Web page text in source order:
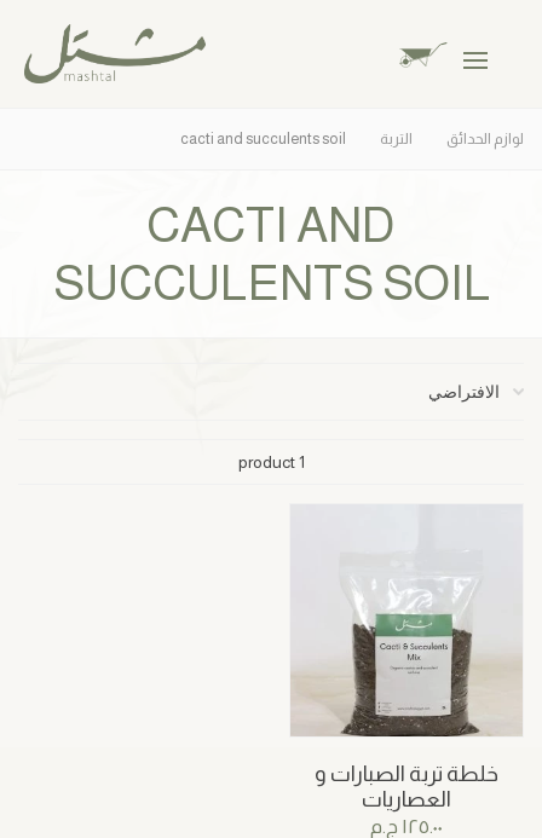
لوازم الحدائق التربة cacti and succulents soil
CACTI AND
SUCCULENTS SOIL
1 product
خلطة تربة الصبارات و
العصاريات
١٢٥.٠٠ ج.م